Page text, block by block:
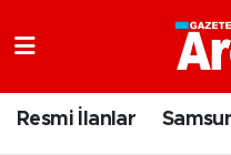
Resmi İlanlar